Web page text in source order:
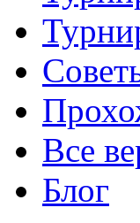
Все
Блог